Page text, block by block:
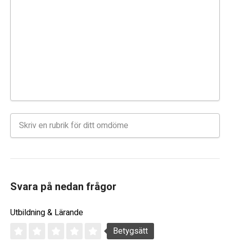
Svara på nedan frågor
Utbildning & Lärande
Betygsätt